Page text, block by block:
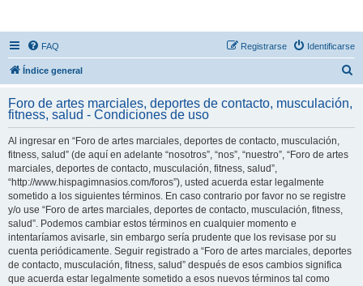
FAQ Identificarse
Registrarse
Índice general
c
Foro de artes marciales, deportes de contacto, musculación,
fitness, salud - Condiciones de uso
Al ingresar en “Foro de artes marciales, deportes de contacto, musculación,
fitness, salud” (de aquí en adelante “nosotros”, “nos”, “nuestro”, “Foro de artes
marciales, deportes de contacto, musculación, fitness, salud”,
“http://www.hispagimnasios.com/foros”), usted acuerda estar legalmente
sometido a los siguientes términos. En caso contrario por favor no se registre
y/o use “Foro de artes marciales, deportes de contacto, musculación, fitness,
salud”. Podemos cambiar estos términos en cualquier momento e
intentaríamos avisarle, sin embargo sería prudente que los revisase por su
cuenta periódicamente. Seguir registrado a “Foro de artes marciales, deportes
de contacto, musculación, fitness, salud” después de esos cambios significa
que acuerda estar legalmente sometido a esos nuevos términos tal como